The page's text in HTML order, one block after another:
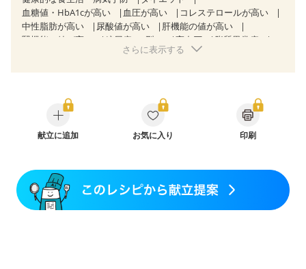
血糖値・HbA1cが高い
血圧が高い
コレステロールが高い
中性脂肪が高い
尿酸値が高い
肝機能の値が高い
腎機能の値が高い
糖尿病（2型） 高血圧
脂質異常症
狭心症 心筋梗塞
クローン病（寛解期）
過敏性腸症候群（IBS）
糖尿病性腎症（第３期）
CKD（ステージ１）
CKD（ステージ２）
乳がん（抗がん剤治療中）
胃がん（抗がん剤治療中）
胃がん治療を終えた方・経過観察中の方
大腸がん治療を終えた方・経過観察中の方
さらに表示する
献立に追加 お気に入り 印刷